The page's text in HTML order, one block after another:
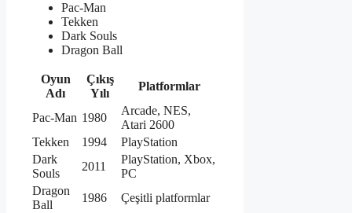
Pac-Man
Tekken
Dark Souls
Dragon Ball
Oyun
Adı
Çıkış
Yılı
Platformlar
Pac-Man 1980
Arcade, NES,
Atari 2600
Tekken
1994
PlayStation
Dark
Souls
2011
PlayStation, Xbox,
PC
Dragon
Ball
1986 Çeşitli platformlar